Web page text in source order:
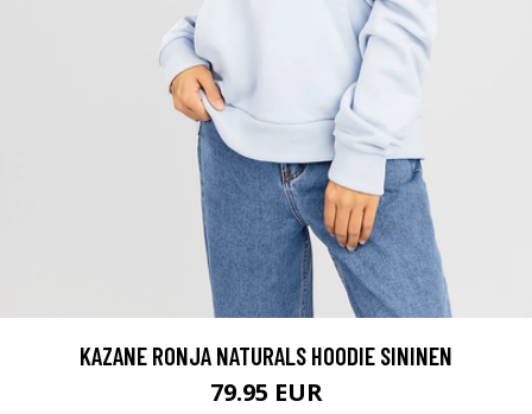
KAZANE RONJA NATURALS HOODIE SININEN
79.95 EUR